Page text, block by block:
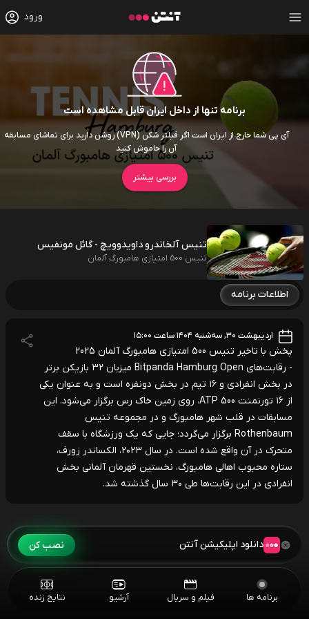
ورود
برنامه تنها از داخل ایران قابل مشاهده است
آی پی شما خارج از ایران است اگر فیلتر شکن (VPN) روشن دارید برای تماشای مسابقه
آن را خاموش کنید
بررسی بیشتر
تنیس آلخاندرو داویدوویچ - گائل مونفیس
تنیس 500 امتیازی هامبورگ آلمان
اطلاعات برنامه
اردیبهشت ۳۰, سه‌شنبه ۱۴۰۴ ساعت ۱۵:۰۰
پخش با تاخیر تنیس 500 امتیازی هامبورگ آلمان 2025
- رقابت‌های Bitpanda Hamburg Open میزبان ۳۲ بازیکن برتر
در بخش انفرادی و ۱۶ تیم در بخش دونفره است و به عنوان یکی
از ۱۶ تورنمنت ATP 500، روی زمین خاک رس برگزار می‌شود. این
مسابقات در قلب شهر هامبورگ و در مجموعه تنیس
Rothenbaum برگزار می‌گردد؛ جایی که یک ورزشگاه با سقف
متحرک در آن واقع شده است. در سال ۲۰۲۳، الکساندر زورف،
ستاره محبوب اهالی هامبورگ، نخستین قهرمان آلمانی بخش
انفرادی در این رقابت‌ها طی ۳۰ سال گذشته شد.
برنامه ها فیلم و سریال آرشیو نتایج زنده
دانلود اپلیکیشن آنتن نصب کن